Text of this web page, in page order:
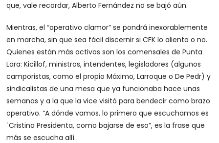
que, vale recordar, Alberto Fernández no se bajó aún.
Mientras, el “operativo clamor” se pondrá inexorablemente
en marcha, sin que sea fácil discernir si CFK lo alienta o no.
Quienes están más activos son los comensales de Punta
Lara: Kicillof, ministros, intendentes, legisladores (algunos
camporistas, como el propio Máximo, Larroque o De Pedr) y
sindicalistas de una mesa que ya funcionaba hace unas
semanas y a la que la vice visitó para bendecir como brazo
operativo. “A dónde vamos, lo primero que escuchamos es
`Cristina Presidenta, como bajarse de eso”, es la frase que
más se escucha allí.